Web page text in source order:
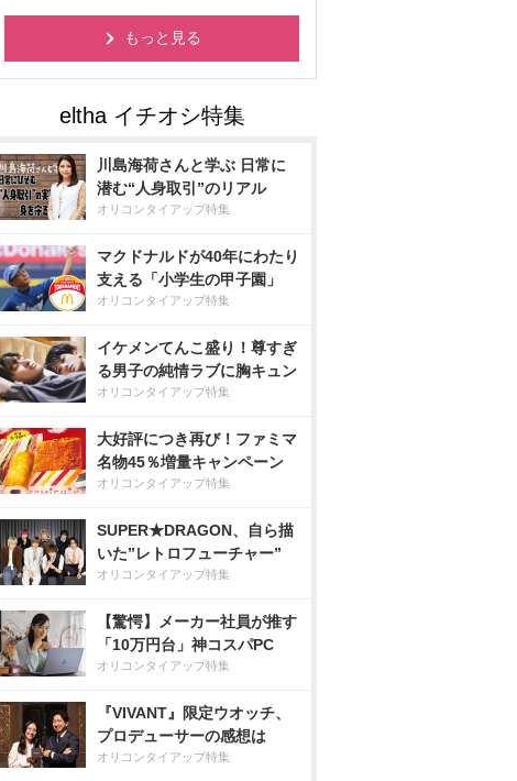
もっと見る
川島海荷さんと学ぶ 日常に
潜む“人身取引”のリアル
オリコンタイアップ特集
マクドナルドが40年にわたり
支える「小学生の甲子園」
オリコンタイアップ特集
イケメンてんこ盛り！尊すぎ
る男子の純情ラブに胸キュン
オリコンタイアップ特集
大好評につき再び！ファミマ
名物45％増量キャンペーン
オリコンタイアップ特集
SUPER★DRAGON、自ら描
いた”レトロフューチャー”
オリコンタイアップ特集
【驚愕】メーカー社員が推す
「10万円台」神コスパPC
オリコンタイアップ特集
『VIVANT』限定ウオッチ、
プロデューサーの感想は
オリコンタイアップ特集